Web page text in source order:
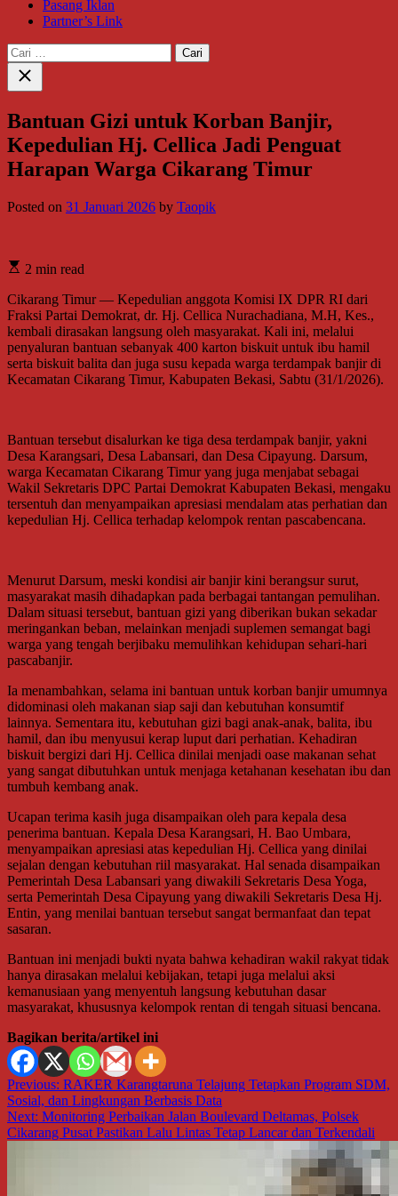
Pasang Iklan
Partner’s Link
Cari
untuk:
Close
search
Bantuan Gizi untuk Korban Banjir,
Kepedulian Hj. Cellica Jadi Penguat
Harapan Warga Cikarang Timur
Posted on 31 Januari 2026 by Taopik
2 min read
Cikarang Timur — Kepedulian anggota Komisi IX DPR RI dari
Fraksi Partai Demokrat, dr. Hj. Cellica Nurachadiana, M.H, Kes.,
kembali dirasakan langsung oleh masyarakat. Kali ini, melalui
penyaluran bantuan sebanyak 400 karton biskuit untuk ibu hamil
serta biskuit balita dan juga susu kepada warga terdampak banjir di
Kecamatan Cikarang Timur, Kabupaten Bekasi, Sabtu (31/1/2026).
Bantuan tersebut disalurkan ke tiga desa terdampak banjir, yakni
Desa Karangsari, Desa Labansari, dan Desa Cipayung. Darsum,
warga Kecamatan Cikarang Timur yang juga menjabat sebagai
Wakil Sekretaris DPC Partai Demokrat Kabupaten Bekasi, mengaku
tersentuh dan menyampaikan apresiasi mendalam atas perhatian dan
kepedulian Hj. Cellica terhadap kelompok rentan pascabencana.
Menurut Darsum, meski kondisi air banjir kini berangsur surut,
masyarakat masih dihadapkan pada berbagai tantangan pemulihan.
Dalam situasi tersebut, bantuan gizi yang diberikan bukan sekadar
meringankan beban, melainkan menjadi suplemen semangat bagi
warga yang tengah berjibaku memulihkan kehidupan sehari-hari
pascabanjir.
Ia menambahkan, selama ini bantuan untuk korban banjir umumnya
didominasi oleh makanan siap saji dan kebutuhan konsumtif
lainnya. Sementara itu, kebutuhan gizi bagi anak-anak, balita, ibu
hamil, dan ibu menyusui kerap luput dari perhatian. Kehadiran
biskuit bergizi dari Hj. Cellica dinilai menjadi oase makanan sehat
yang sangat dibutuhkan untuk menjaga ketahanan kesehatan ibu dan
tumbuh kembang anak.
Ucapan terima kasih juga disampaikan oleh para kepala desa
penerima bantuan. Kepala Desa Karangsari, H. Bao Umbara,
menyampaikan apresiasi atas kepedulian Hj. Cellica yang dinilai
sejalan dengan kebutuhan riil masyarakat. Hal senada disampaikan
Pemerintah Desa Labansari yang diwakili Sekretaris Desa Yoga,
serta Pemerintah Desa Cipayung yang diwakili Sekretaris Desa Hj.
Entin, yang menilai bantuan tersebut sangat bermanfaat dan tepat
sasaran.
Bantuan ini menjadi bukti nyata bahwa kehadiran wakil rakyat tidak
hanya dirasakan melalui kebijakan, tetapi juga melalui aksi
kemanusiaan yang menyentuh langsung kebutuhan dasar
masyarakat, khususnya kelompok rentan di tengah situasi bencana.
Bagikan berita/artikel ini
Navigasi
pos
Previous: RAKER Karangtaruna Telajung Tetapkan Program SDM,
Sosial, dan Lingkungan Berbasis Data
Next: Monitoring Perbaikan Jalan Boulevard Deltamas, Polsek
Cikarang Pusat Pastikan Lalu Lintas Tetap Lancar dan Terkendali